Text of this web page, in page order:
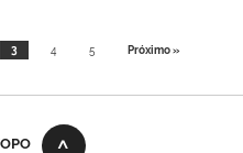
3 4 5 Próximo »